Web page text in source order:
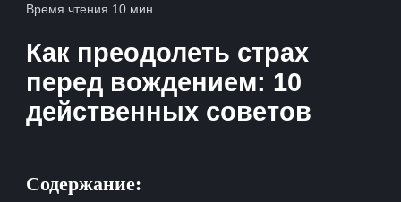
Некрасовская
D1
Солнцевская
Кропоткинская
Время чтения 10 мин.
Как преодолеть страх
перед вождением: 10
действенных советов
Содержание: